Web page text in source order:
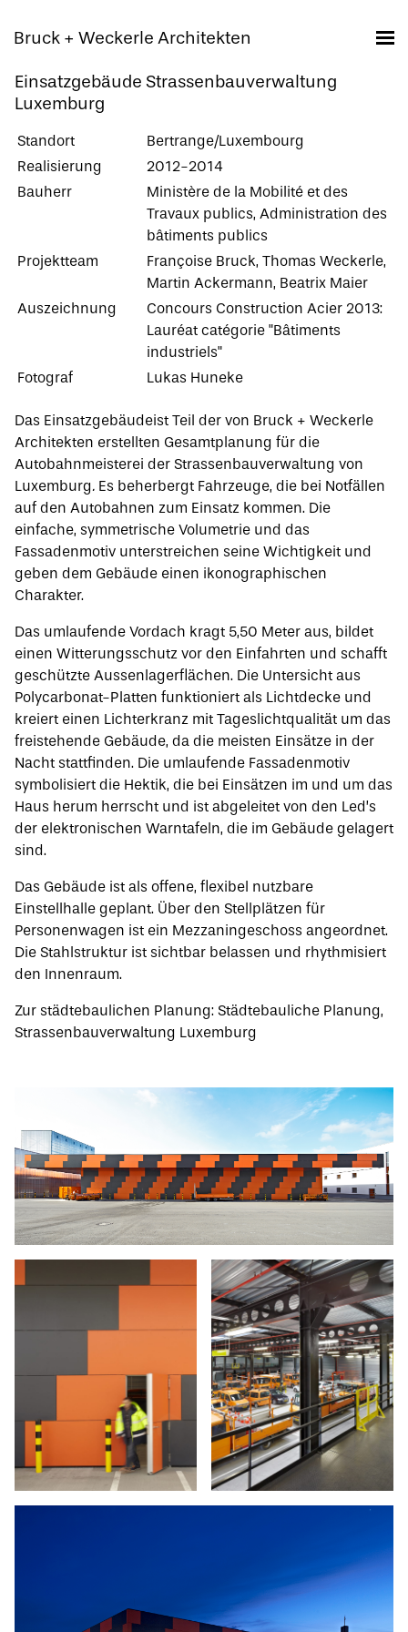
Bruck + Weckerle Architekten
Einsatzgebäude Strassenbauverwaltung
Luxemburg
Standort
Bertrange/Luxembourg
Realisierung
2012-2014
Bauherr
Ministère de la Mobilité et des
Travaux publics, Administration des
bâtiments publics
Projektteam
Françoise Bruck, Thomas Weckerle,
Martin Ackermann, Beatrix Maier
Auszeichnung
Concours Construction Acier 2013:
Lauréat catégorie "Bâtiments
industriels"
Fotograf
Lukas Huneke
Das Einsatzgebäudeist Teil der von Bruck + Weckerle
Architekten erstellten Gesamtplanung für die
Autobahnmeisterei der Strassenbauverwaltung von
Luxemburg. Es beherbergt Fahrzeuge, die bei Notfällen
auf den Autobahnen zum Einsatz kommen. Die
einfache, symmetrische Volumetrie und das
Fassadenmotiv unterstreichen seine Wichtigkeit und
geben dem Gebäude einen ikonographischen
Charakter.
Das umlaufende Vordach kragt 5,50 Meter aus, bildet
einen Witterungsschutz vor den Einfahrten und schafft
geschützte Aussenlagerflächen. Die Untersicht aus
Polycarbonat-Platten funktioniert als Lichtdecke und
kreiert einen Lichterkranz mit Tageslichtqualität um das
freistehende Gebäude, da die meisten Einsätze in der
Nacht stattfinden. Die umlaufende Fassadenmotiv
symbolisiert die Hektik, die bei Einsätzen im und um das
Haus herum herrscht und ist abgeleitet von den Led’s
der elektronischen Warntafeln, die im Gebäude gelagert
sind.
Das Gebäude ist als offene, flexibel nutzbare
Einstellhalle geplant. Über den Stellplätzen für
Personenwagen ist ein Mezzaningeschoss angeordnet.
Die Stahlstruktur ist sichtbar belassen und rhythmisiert
den Innenraum.
Zur städtebaulichen Planung: Städtebauliche Planung,
Strassenbauverwaltung Luxemburg